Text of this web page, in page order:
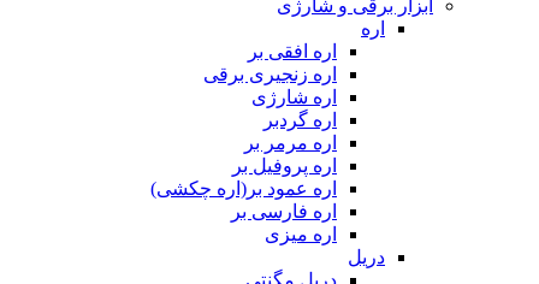
ابزار برقی و شارژی
اره
اره افقی بر
اره زنجیری برقی
اره شارژی
اره گردبر
اره مرمر بر
اره پروفیل بر
اره عمود بر(اره چکشی)
اره فارسی بر
اره میزی
دریل
دریل مگنتی